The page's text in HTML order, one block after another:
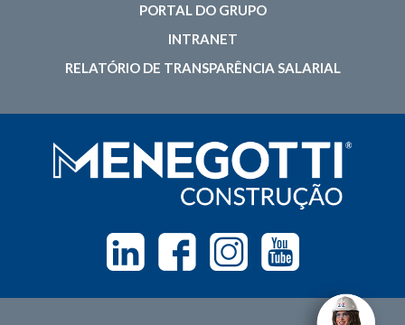
PORTAL DO GRUPO
INTRANET
RELATÓRIO DE TRANSPARÊNCIA SALARIAL
Linkedin FacebookInstagramYoutube